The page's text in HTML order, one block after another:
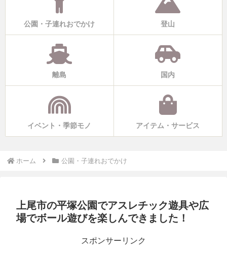
公園・子連れおでかけ 登山
離島 国内
イベント・季節モノ アイテム・サービス
ホーム 公園・子連れおでかけ
上尾市の平塚公園でアスレチック遊具や広
場でボール遊びを楽しんできました！
スポンサーリンク